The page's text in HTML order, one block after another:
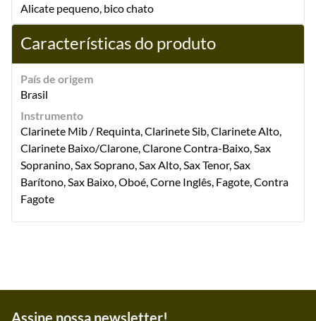
Alicate pequeno, bico chato
Características do produto
País de origem
Brasil
Instrumento
Clarinete Mib / Requinta, Clarinete Sib, Clarinete Alto,
Clarinete Baixo/Clarone, Clarone Contra-Baixo, Sax
Sopranino, Sax Soprano, Sax Alto, Sax Tenor, Sax
Barítono, Sax Baixo, Oboé, Corne Inglês, Fagote, Contra
Fagote
comprou